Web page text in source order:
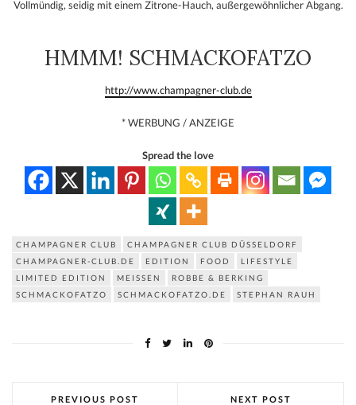
Vollmündig, seidig mit einem Zitrone-Hauch, außergewöhnlicher Abgang.
HMMM! SCHMACKOFATZO
http://www.champagner-club.de
* WERBUNG / ANZEIGE
Spread the love
CHAMPAGNER CLUB
CHAMPAGNER CLUB DÜSSELDORF
CHAMPAGNER-CLUB.DE
EDITION FOOD
LIFESTYLE
LIMITED EDITION
MEISSEN
ROBBE & BERKING
SCHMACKOFATZO
SCHMACKOFATZO.DE STEPHAN RAUH
PREVIOUS POST NEXT POST